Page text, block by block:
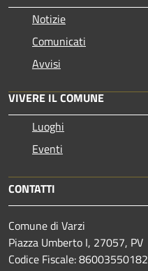
Notizie
Comunicati
Avvisi
VIVERE IL COMUNE
Luoghi
Eventi
CONTATTI
Comune di Varzi
Piazza Umberto I, 27057, PV
Codice Fiscale: 86003550182